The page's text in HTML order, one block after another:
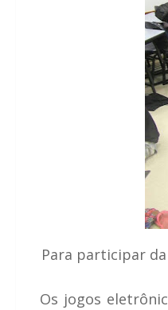
Para participar
Os jogos